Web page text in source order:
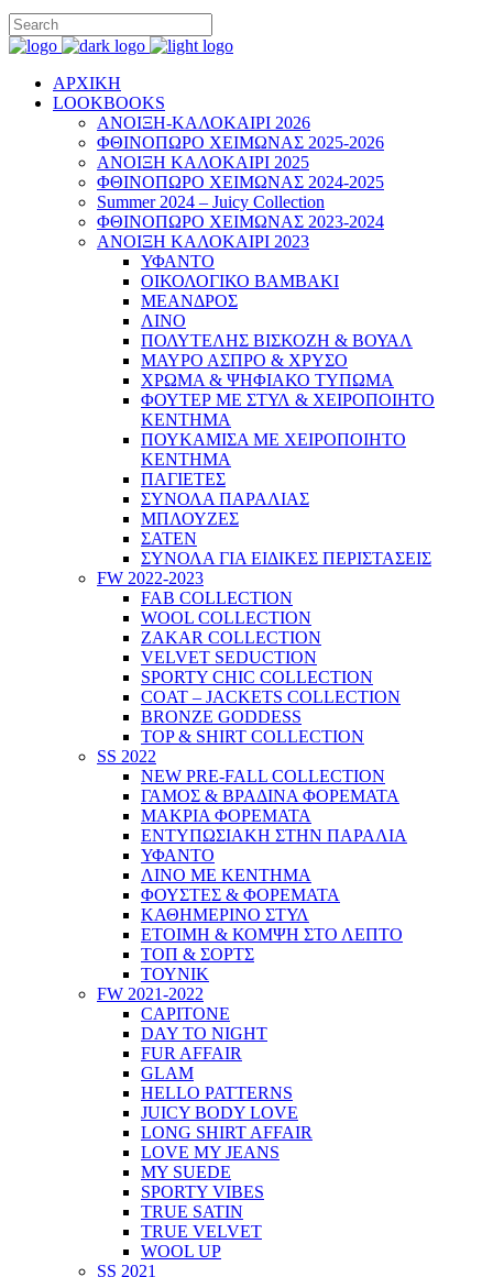
ΑΡΧΙΚΗ
LOOKBOOKS
ΑΝΟΙΞΗ-ΚΑΛΟΚΑΙΡΙ 2026
ΦΘΙΝΟΠΩΡΟ ΧΕΙΜΩΝΑΣ 2025-2026
ΑΝΟΙΞΗ ΚΑΛΟΚΑΙΡΙ 2025
ΦΘΙΝΟΠΩΡΟ ΧΕΙΜΩΝΑΣ 2024-2025
Summer 2024 – Juicy Collection
ΦΘΙΝΟΠΩΡΟ ΧΕΙΜΩΝΑΣ 2023-2024
ΑΝΟΙΞΗ ΚΑΛΟΚΑΙΡΙ 2023
ΥΦΑΝΤΟ
ΟΙΚΟΛΟΓΙΚΟ ΒΑΜΒΑΚΙ
ΜΕΑΝΔΡΟΣ
ΛΙΝΟ
ΠΟΛΥΤΕΛΗΣ ΒΙΣΚΟΖΗ & ΒΟΥΑΛ
ΜΑΥΡΟ ΑΣΠΡΟ & ΧΡΥΣΟ
ΧΡΩΜΑ & ΨΗΦΙΑΚΟ ΤΥΠΩΜΑ
ΦΟΥΤΕΡ ΜΕ ΣΤΥΛ & ΧΕΙΡΟΠΟΙΗΤΟ
ΚΕΝΤΗΜΑ
ΠΟΥΚΑΜΙΣΑ ΜΕ ΧΕΙΡΟΠΟΙΗΤΟ
ΚΕΝΤΗΜΑ
ΠΑΓΙΕΤΕΣ
ΣΥΝΟΛΑ ΠΑΡΑΛΙΑΣ
ΜΠΛΟΥΖΕΣ
ΣΑΤΕΝ
ΣΥΝΟΛΑ ΓΙΑ ΕΙΔΙΚΕΣ ΠΕΡΙΣΤΑΣΕΙΣ
FW 2022-2023
FAB COLLECTION
WOOL COLLECTION
ZAKAR COLLECTION
VELVET SEDUCTION
SPORTY CHIC COLLECTION
COAT – JACKETS COLLECTION
BRONZE GODDESS
TOP & SHIRT COLLECTION
SS 2022
NEW PRE-FALL COLLECTION
ΓΑΜΟΣ & ΒΡΑΔΙΝΑ ΦΟΡΕΜΑΤΑ
ΜΑΚΡΙΑ ΦΟΡΕΜΑΤΑ
ΕΝΤΥΠΩΣΙΑΚΗ ΣΤΗΝ ΠΑΡΑΛΙΑ
ΥΦΑΝΤΟ
ΛΙΝΟ ΜΕ ΚΕΝΤΗΜΑ
ΦΟΥΣΤΕΣ & ΦΟΡΕΜΑΤΑ
ΚΑΘΗΜΕΡΙΝΟ ΣΤΥΛ
ΕΤΟΙΜΗ & ΚΟΜΨΗ ΣΤΟ ΛΕΠΤΟ
ΤΟΠ & ΣΟΡΤΣ
ΤΟΥΝΙΚ
FW 2021-2022
CAPITONE
DAY TO NIGHT
FUR AFFAIR
GLAM
HELLO PATTERNS
JUICY BODY LOVE
LONG SHIRT AFFAIR
LOVE MY JEANS
MY SUEDE
SPORTY VIBES
TRUE SATIN
TRUE VELVET
WOOL UP
SS 2021